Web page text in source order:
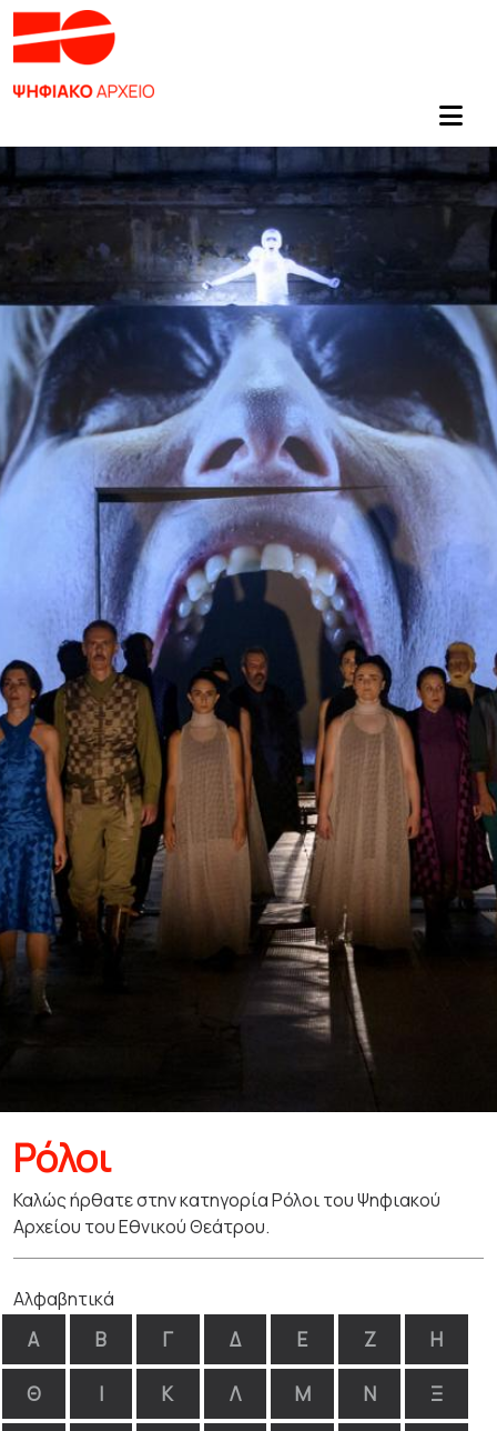
Ρόλοι
Καλώς ήρθατε στην κατηγορία Ρόλοι του Ψηφιακού
Αρχείου του Εθνικού Θεάτρου.
Αλφαβητικά
Α Β Γ Δ Ε Ζ Η
Θ Ι Κ Λ Μ Ν Ξ